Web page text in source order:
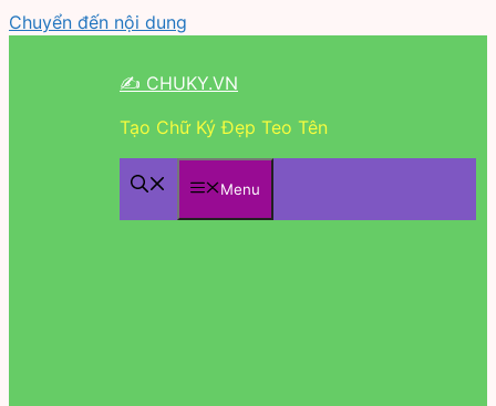
Chuyển đến nội dung
✍ CHUKY.VN
Tạo Chữ Ký Đẹp Teo Tên
Menu